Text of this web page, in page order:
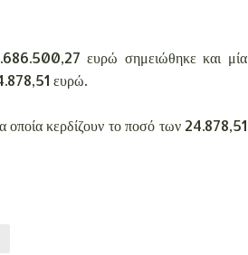
ευρώ σημειώθηκε και μία
ευρώ.
οποία κερδίζουν το ποσό των 24.878,51